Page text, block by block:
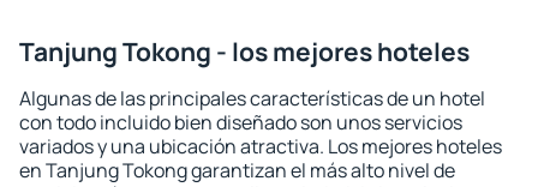
Tanjung Tokong - los mejores hoteles
Algunas de las principales características de un hotel
con todo incluido bien diseñado son unos servicios
variados y una ubicación atractiva. Los mejores hoteles
en Tanjung Tokong garantizan el más alto nivel de